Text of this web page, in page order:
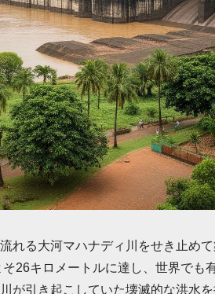
れる大河マハナディ川をせき止め
26キロメートルに達し、世界でも
が引き起こしていた壊滅的な洪水